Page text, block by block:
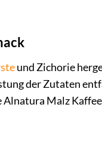
und Zichorie
der Zutaten
Alnatura Malz